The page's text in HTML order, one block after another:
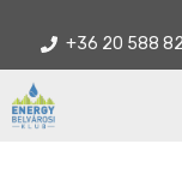
tartalomba
+36 20 588